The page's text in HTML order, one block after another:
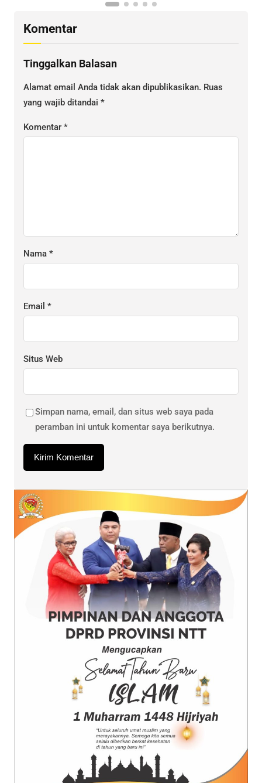
Komentar
Tinggalkan Balasan
Alamat email Anda tidak akan dipublikasikan. Ruas
yang wajib ditandai *
Komentar *
Nama *
Email *
Situs Web
Simpan nama, email, dan situs web saya pada
peramban ini untuk komentar saya berikutnya.